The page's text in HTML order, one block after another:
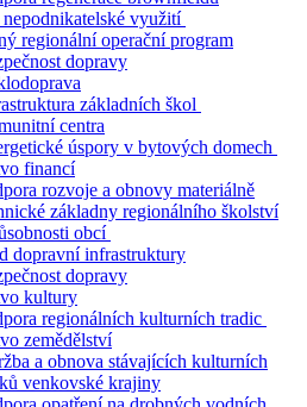
nepodnikatelské využití
regionální operační program
dopravy
základních škol
centra
úspory v bytových domech
financí
rozvoje a obnovy materiálně
základny regionálního školství
obcí
dopravní infrastruktury
dopravy
kultury
regionálních kulturních tradic
zemědělství
a obnova stávajících kulturních
venkovské krajiny